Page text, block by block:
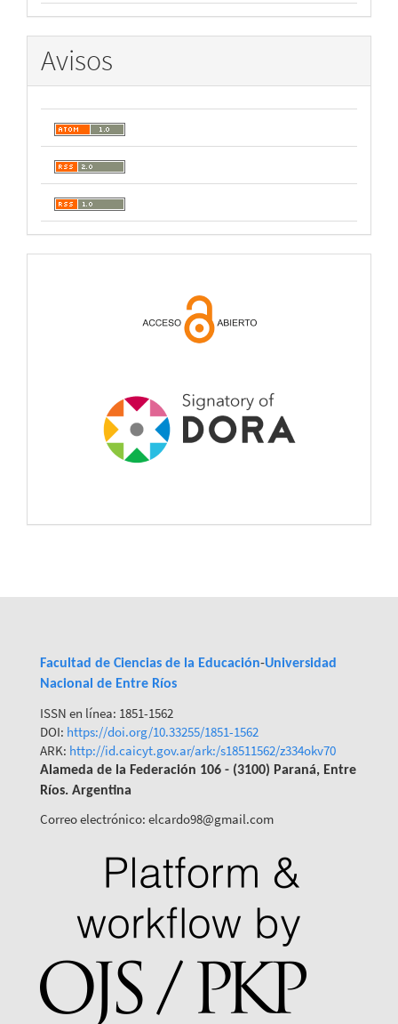
Avisos
Facultad de Ciencias de la Educación-Universidad
Nacional de Entre Ríos
ISSN en línea: 1851-1562
DOI: https://doi.org/10.33255/1851-1562
ARK: http://id.caicyt.gov.ar/ark:/s18511562/z334okv70
Alameda de la Federación 106 - (3100) Paraná, Entre
Ríos. Argentina
Correo electrónico: elcardo98@gmail.com